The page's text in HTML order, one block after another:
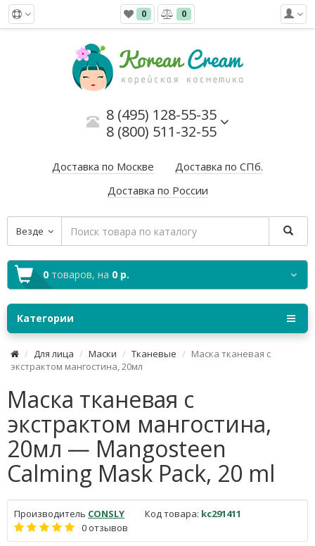
0 0
8 (495) 128-55-35
8 (800) 511-32-55
Доставка по Москве
Доставка по СПб.
Доставка по России
Везде
0 товаров, на 0 р.
Категории
Для лица Маски Тканевые
Маска тканевая с
экстрактом мангостина, 20мл
Маска тканевая с
экстрактом мангостина,
20мл — Mangosteen
Calming Mask Pack, 20 ml
Производитель CONSLY Код товара: kc291411
0 отзывов